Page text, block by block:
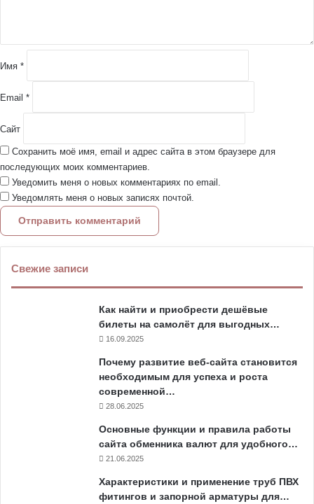
и
йИмя *
Email *
Сайт
Сохранить моё имя, email и адрес сайта в этом браузере для
последующих моих комментариев.
Уведомить меня о новых комментариях по email.
Уведомлять меня о новых записях почтой.
Свежие записи
Как найти и приобрести дешёвые
билеты на самолёт для выгодных…
16.09.2025
Почему развитие веб-сайта становится
необходимым для успеха и роста
современной…
28.06.2025
Основные функции и правила работы
сайта обменника валют для удобного…
21.06.2025
Характеристики и применение труб ПВХ
фитингов и запорной арматуры для…